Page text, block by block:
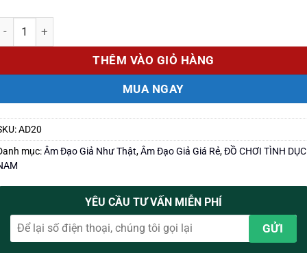
lượng
THÊM VÀO GIỎ HÀNG
MUA NGAY
AD20
mục:Âm Đạo Giả Như Thật,Âm Đạo Giả Giá Rẻ,ĐỒ CHƠI TÌNH DỤC
YÊU CẦU TƯ VẤN MIỄN PHÍ